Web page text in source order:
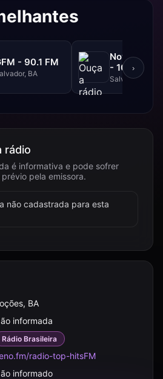
- 90.1 FM
BA
NovaBrasil
- 104.7 FM
Salvador, BA
›
rádio
é informativa e pode sofrer
pela emissora.
não cadastrada para esta
BA
informada
Rádio Brasileira
radio-top-hitsFM
informado